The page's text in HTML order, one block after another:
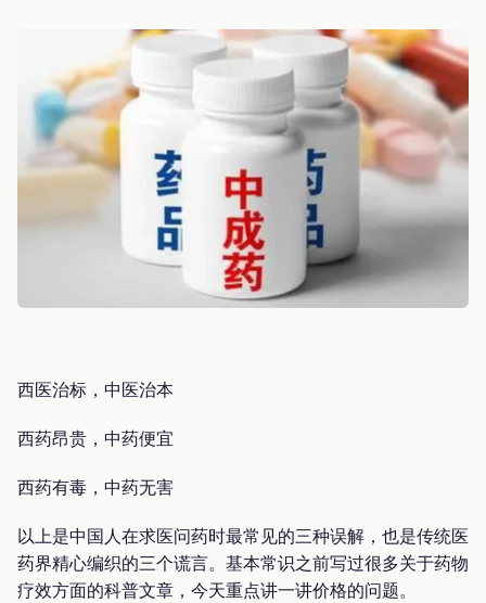
西医治标，中医治本
西药昂贵，中药便宜
西药有毒，中药无害
以上是中国人在求医问药时最常见的三种误解，也是传统医
药界精心编织的三个谎言。基本常识之前写过很多关于药物
疗效方面的科普文章，今天重点讲一讲价格的问题。